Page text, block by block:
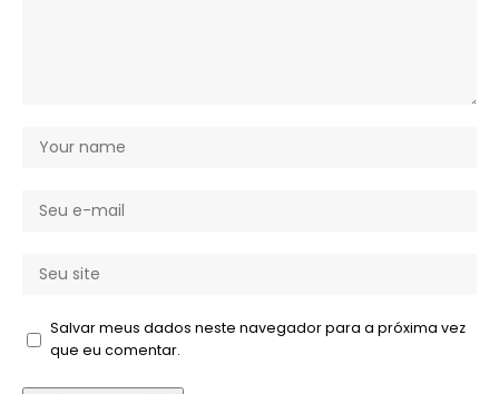
Salvar meus dados neste navegador para a próxima vez
que eu comentar.